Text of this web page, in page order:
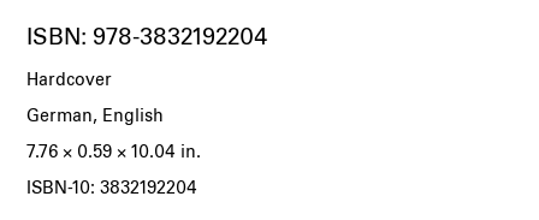
Hardcover
German, English
7.76 × 0.59 × 10.04 in.
ISBN-10: 3832192204
ISBN: 978-3832192204